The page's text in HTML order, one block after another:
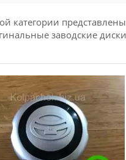
категории
заводские